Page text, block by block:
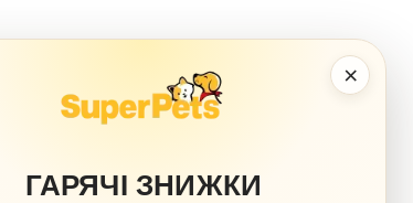
×
ГАРЯЧІ ЗНИЖКИ